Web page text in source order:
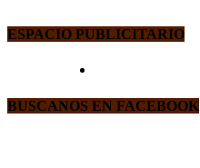
ESPACIO PUBLICITARIO
BUSCANOS EN FACEBOOK